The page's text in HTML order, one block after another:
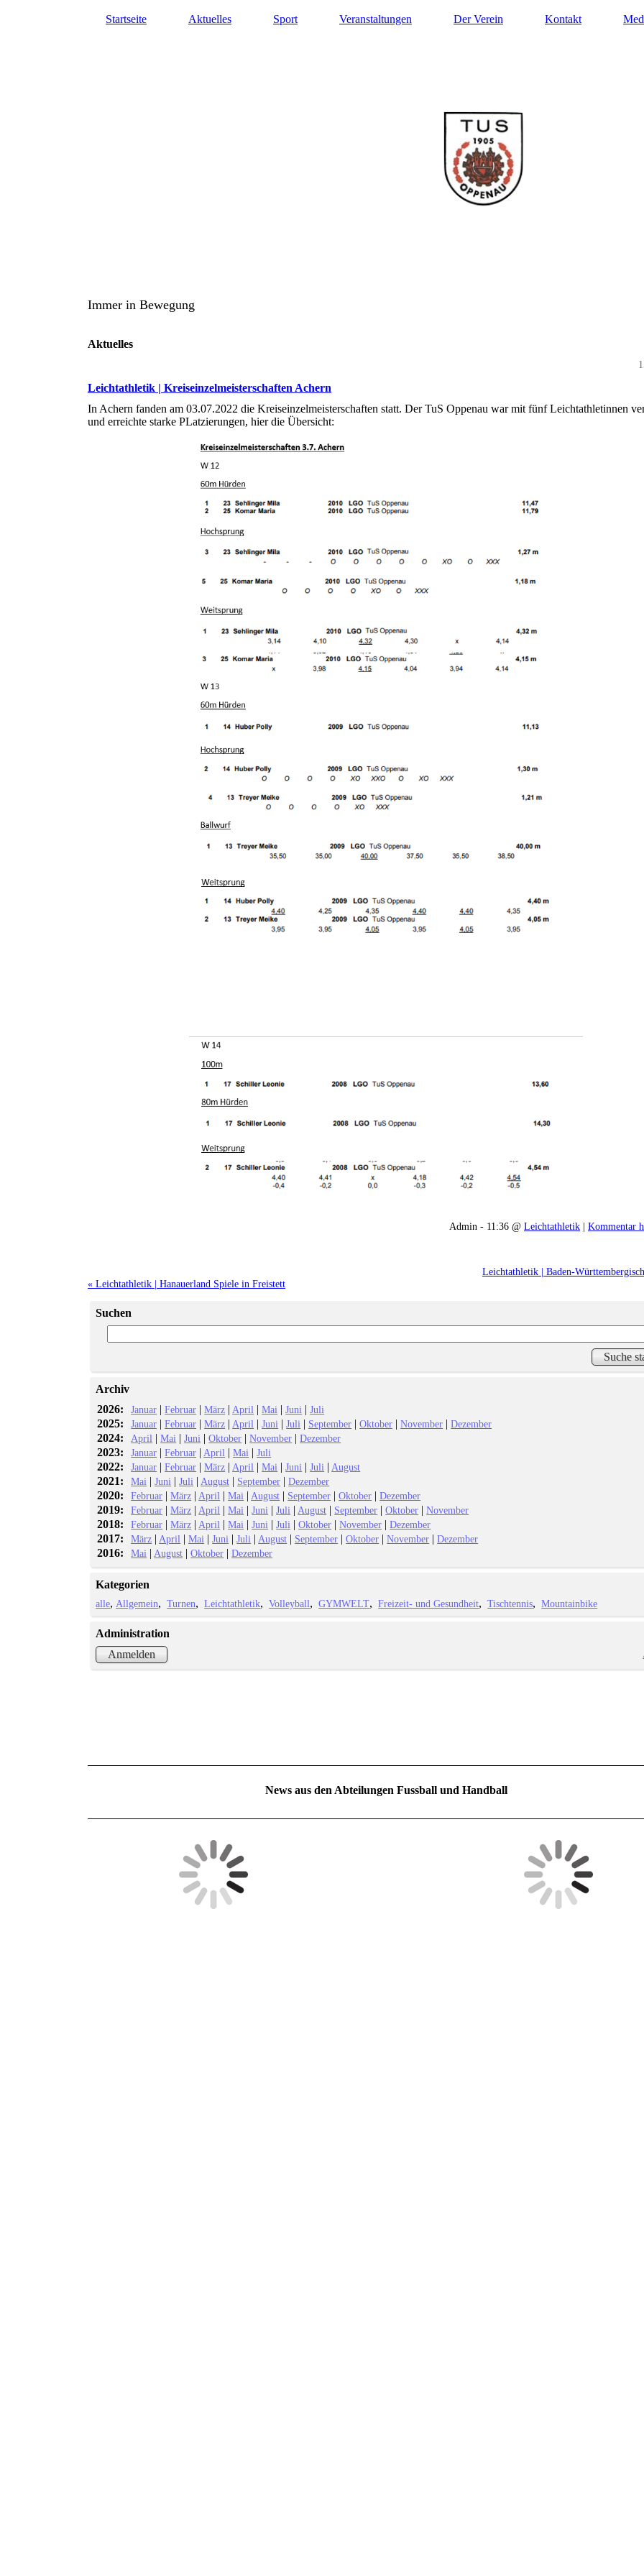
Startseite Aktuelles Sport Veranstaltungen Der Verein Kontakt
Immer in Bewegung
Aktuelles
Leichtathletik | Kreiseinzelmeisterschaften Achern
In Achern fanden am 03.07.2022 die Kreiseinzelmeisterschaften statt. Der TuS Oppenau war mit fünf Leichtathletinnen
und erreichte starke PLatzierungen, hier die Übersicht:
Admin - 11:36 @ Leichtathletik | Kommentar
Leichtathletik | Baden-
« Leichtathletik | Hanauerland Spiele in Freistett
Suchen
Archiv
2026:
Januar |Februar |März | April |Mai |Juni |Juli
2025: Januar |Februar |März | April |Juni |Juli | September |Oktober |November |Dezember
2024: April |Mai |Juni |Oktober |November |Dezember
2023: Januar |Februar | April |Mai |Juli
2022: Januar |Februar |März | April |Mai |Juni |Juli | August
2021: Mai |Juni |Juli | August | September |Dezember
2020: Februar |März | April |Mai | August | September |Oktober |Dezember
2019: Februar |März | April |Mai |Juni |Juli | August | September |Oktober |November
2018: Februar |März | April |Mai |Juni |Juli |Oktober |November |Dezember
2017: März | April |Mai |Juni |Juli | August | September |Oktober |November |Dezember
2016: Mai | August |Oktober |Dezember
Kategorien
alle Allgemein Turnen Leichtathletik Volleyball GYMWELT Freizeit- und Gesundheit Tischtennis Mountainbike
Administration
Anmelden
News aus den Abteilungen Fussball und Handball